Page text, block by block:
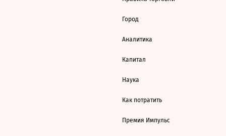
Город
Аналитика
Капитал
Наука
Как потратить
Премия Импульс